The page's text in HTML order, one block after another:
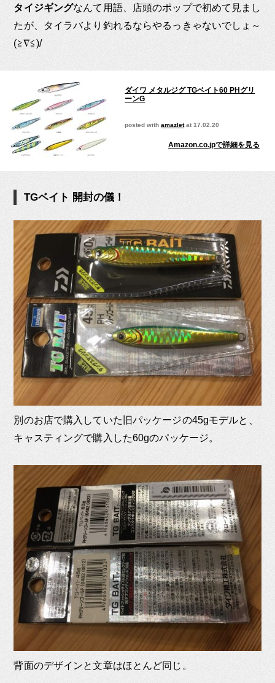
タイジギングなんて用語、店頭のポップで初めて見まし
たが、タイラバより釣れるならやるっきゃないでしょ～
(≧∇≦)/
ダイワ メタルジグ TGベイト60 PHグリ
ーンG
posted withamazletat 17.02.20
Amazon.co.jpで詳細を見る
TGベイト 開封の儀！
別のお店で購入していた旧パッケージの45gモデルと、
キャスティングで購入した60gのパッケージ。
背面のデザインと文章はほとんど同じ。